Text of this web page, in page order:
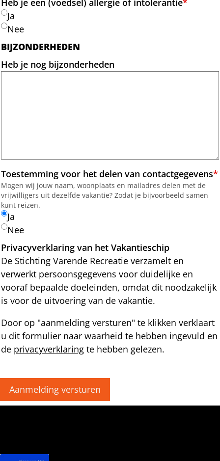
Ja
Nee
BIJZONDERHEDEN
Heb je nog bijzonderheden
Toestemming voor het delen van contactgegevens*
Mogen wij jouw naam, woonplaats en mailadres delen met de
vrijwilligers uit dezelfde vakantie? Zodat je bijvoorbeeld samen
kunt reizen.
Ja
Nee
Privacyverklaring van het Vakantieschip
De Stichting Varende Recreatie verzamelt en
verwerkt persoonsgegevens voor duidelijke en
vooraf bepaalde doeleinden, omdat dit noodzakelijk
is voor de uitvoering van de vakantie.
Door op "aanmelding versturen" te klikken verklaart
u dit formulier naar waarheid te hebben ingevuld en
de privacyverklaring te hebben gelezen.
Aanmelding versturen